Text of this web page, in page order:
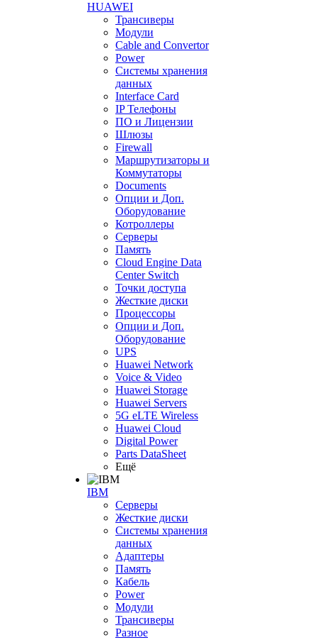
HUAWEI
Трансиверы
Модули
Cable and Convertor
Power
Системы хранения
данных
Interface Card
IP Телефоны
ПО и Лицензии
Шлюзы
Firewall
Маршрутизаторы и
Коммутаторы
Documents
Опции и Доп.
Оборудование
Котроллеры
Серверы
Память
Cloud Engine Data
Center Switch
Точки доступа
Жесткие диски
Процессоры
Опции и Доп.
Оборудование
UPS
Huawei Network
Voice & Video
Huawei Storage
Huawei Servers
5G eLTE Wireless
Huawei Cloud
Digital Power
Parts DataSheet
Ещё
IBM
Серверы
Жесткие диски
Системы хранения
данных
Адаптеры
Память
Кабель
Power
Модули
Трансиверы
Разное